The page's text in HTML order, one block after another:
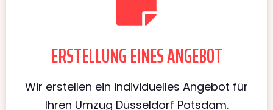
ERSTELLUNG EINES ANGEBOT
Wir erstellen ein individuelles Angebot für
Ihren Umzug Düsseldorf Potsdam.